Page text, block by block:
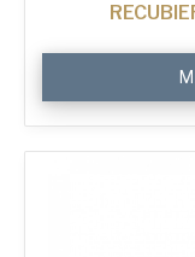
Sandwich
2-
in-